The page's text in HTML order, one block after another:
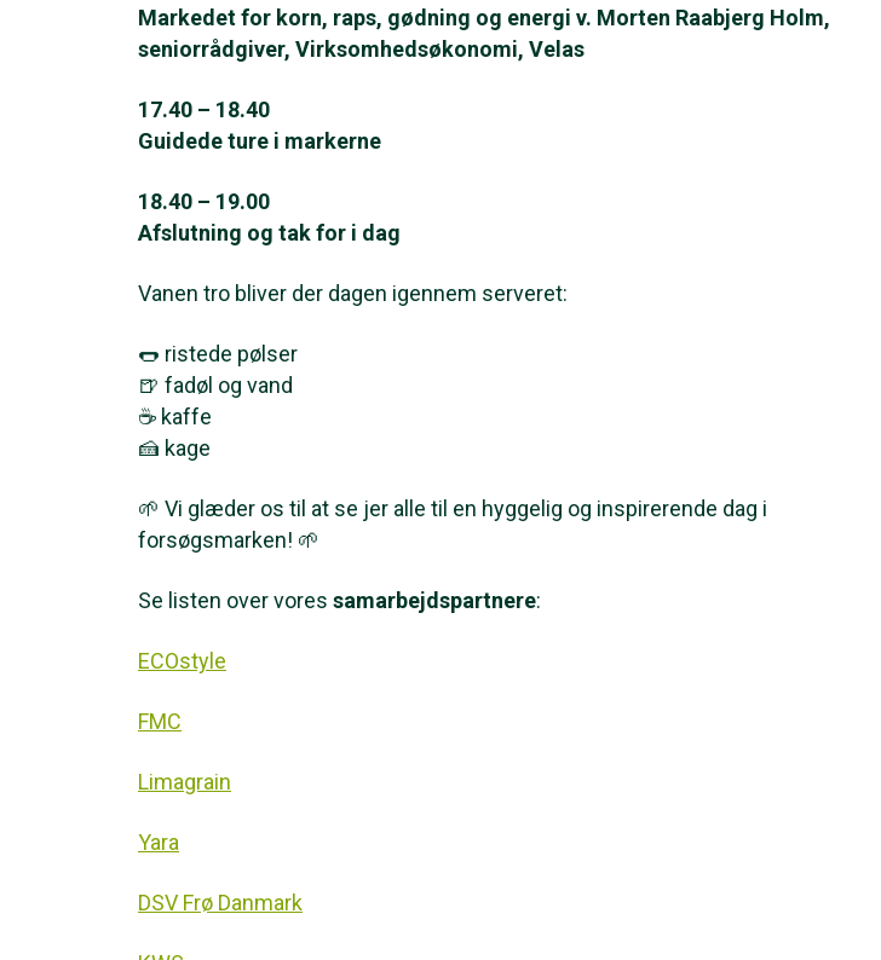
Markedet for korn, raps, gødning og energi v. Morten Raabjerg Holm,
seniorrådgiver, Virksomhedsøkonomi, Velas
17.40 – 18.40
Guidede ture i markerne
18.40 – 19.00
Afslutning og tak for i dag
Vanen tro bliver der dagen igennem serveret:
🌭 ristede pølser
🍺 fadøl og vand
☕ kaffe
🍰 kage
🌱 Vi glæder os til at se jer alle til en hyggelig og inspirerende dag i
forsøgsmarken! 🌱
Se listen over vores samarbejdspartnere:
ECOstyle
FMC
Limagrain
Yara
DSV Frø Danmark